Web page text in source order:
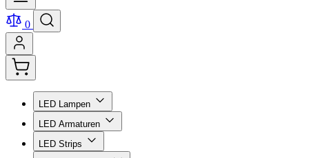
0
LED Lampen
LED Armaturen
LED Strips